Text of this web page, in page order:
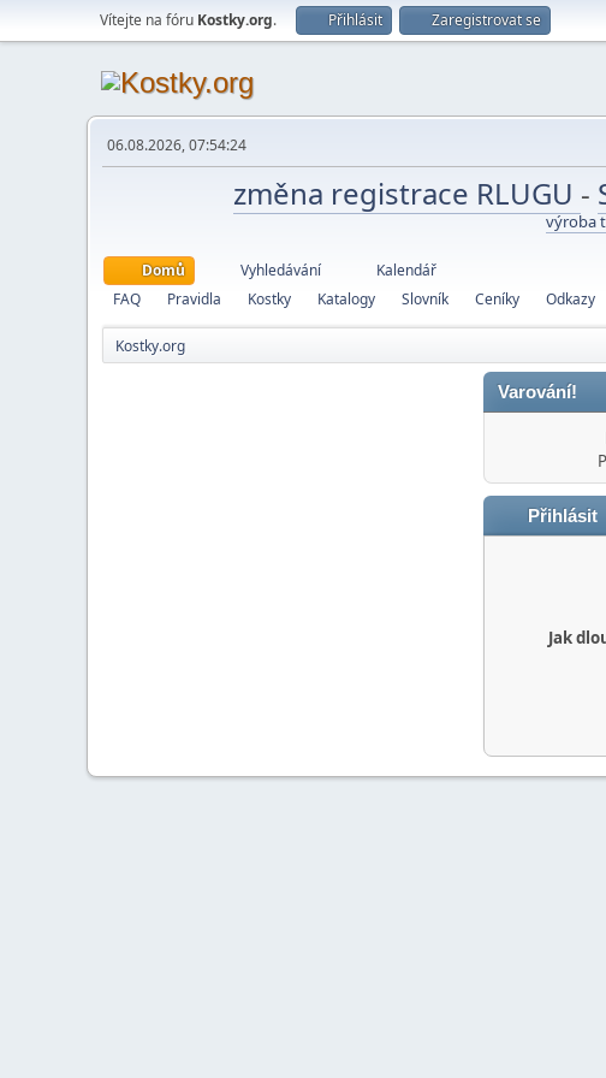
Vítejte na fóru Kostky.org. Přihlásit Zaregistrovat se
06.08.2026, 07:54:24
změna registrace RLUGU -
výroba
Domů Vyhledávání
Kalendář
FAQ
Pravidla Kostky Katalogy Slovník Ceníky Odkazy
Kostky.org
Varování!
Přihlásit
Jak